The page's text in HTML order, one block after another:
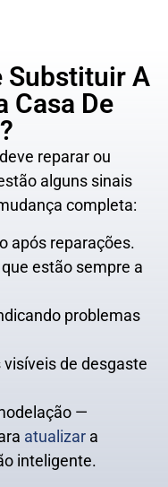
Substituir A
Casa De
reparar ou
alguns sinais
completa:
após reparações.
estão sempre a
problemas
de desgaste
—
atualizar a
inteligente.